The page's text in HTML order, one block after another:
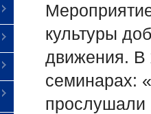
культуры
движения. В
семинарах:
прослушали